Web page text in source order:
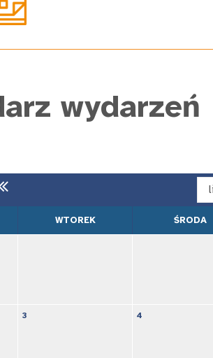
wydarzeń
WTOREK ŚRODA
3 4